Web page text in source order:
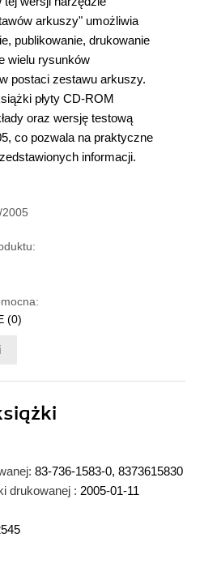
arkuszy" umożliwia
publikowanie, drukowanie
wielu rysunków
postaci zestawu arkuszy.
płyty CD-ROM
oraz wersję testową
co pozwala na praktyczne
informacji.
(0)
83-736-1583-0, 8373615830
drukowanej : 2005-01-11